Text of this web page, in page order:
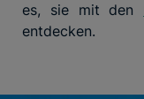
es, sie mit den
entdecken.